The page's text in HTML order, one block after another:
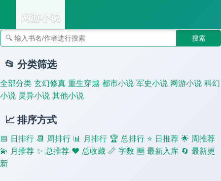
网游小说
搜索
📂 分类筛选
全部分类 玄幻修真 重生穿越 都市小说 军史小说 网游小说 科幻
小说 灵异小说 其他小说
📈 排序方式
📅 日排行 📆 周排行 📊 月排行 🏆 总排行 ⭐ 日推荐 🌟 周推荐
💫 月推荐 ✨ 总推荐 ❤️ 总收藏 📏 字数 🆕 最新入库 🔄 最新更
新